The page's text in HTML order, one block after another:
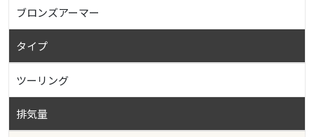
ブロンズアーマー
タイプ
ツーリング
排気量